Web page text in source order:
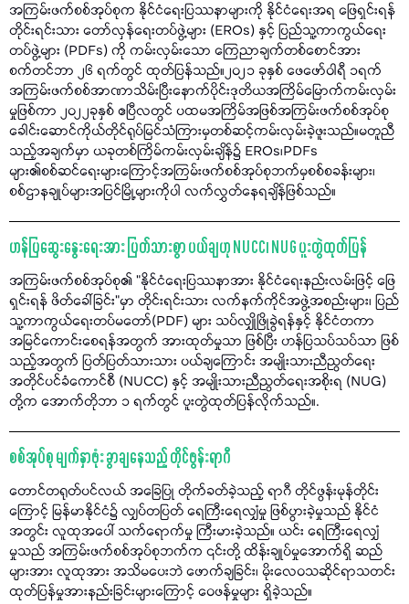
အကြမ်းဖက်စစ်အုပ်စုက နိုင်ငံရေးပြဿနာများကို နိုင်ငံရေးအရ ဖြေရှင်းရန်
တိုင်းရင်းသား တော်လှန်ရေးတပ်ဖွဲ့များ (EROs) နှင့် ပြည်သူ့ကာကွယ်ရေး
တပ်ဖွဲ့များ (PDFs) ကို ကမ်းလှမ်းသော ကြေညာချက်တစ်စောင်အား
စက်တင်ဘာ ၂၆ ရက်တွင် ထုတ်ပြန်သည်။၂၀၂၁ ခုနှစ် ဖေဖော်ဝါရီ ၁ရက်
အကြမ်းဖက်စစ်အာဏာသိမ်းပြီးနောက်ပိုင်းဒုတိယအကြိမ်မြောက်ကမ်းလှမ်း
မှုဖြစ်ကာ ၂၀၂၂ခုနှစ် ဧပြီလတွင် ပထမအကြိမ်အဖြစ်အကြမ်းဖက်စစ်အုပ်စု
ခေါင်းဆောင်ကိုယ်တိုင်ရုပ်မြင်သံကြားမှတစ်ဆင့်ကမ်းလှမ်းခဲ့ဖူးသည်။မတူညီ
သည့်အချက်မှာ ယခုတစ်ကြိမ်ကမ်းလှမ်းချိန်၌ EROs၊PDFs
များ၏စစ်ဆင်ရေးများကြောင့်အကြမ်းဖက်စစ်အုပ်စုဘက်မှစစ်စခန်းများ၊
စစ်ဌာနချုပ်များအပြင်မြို့များကိုပါ လက်လွှတ်နေရချိန်ဖြစ်သည်။
ဟန်ပြဆွေးနွေးရေးအား ပြတ်သားစွာ ပယ်ချဟု NUCC၊ NUG ပူးတွဲထုတ်ပြန်
အကြမ်းဖက်စစ်အုပ်စု၏ "နိုင်ငံရေးပြဿနာအား နိုင်ငံရေးနည်းလမ်းဖြင့် ဖြေ
ရှင်းရန် ဖိတ်ခေါ်ခြင်း"မှာ တိုင်းရင်းသား လက်နက်ကိုင်အဖွဲ့အစည်းများ၊ ပြည်
သူ့ကာကွယ်ရေးတပ်မတော်(PDF) များ သပ်လျှိုဖြိုခွဲရန်နှင့် နိုင်ငံတကာ
အမြင်ကောင်းစေရန်အတွက် အားထုတ်မှုသာ ဖြစ်ပြီး ဟန်ပြသပ်သပ်သာ ဖြစ်
သည့်အတွက် ပြတ်ပြတ်သားသား ပယ်ချကြောင်း အမျိုးသားညီညွတ်ရေး
အတိုင်ပင်ခံကောင်စီ (NUCC) နှင့် အမျိုးသားညီညွတ်ရေးအစိုးရ (NUG)
တို့က အောက်တိုဘာ ၁ ရက်တွင် ပူးတွဲထုတ်ပြန်လိုက်သည်။.
စစ်အုပ်စု မျက်နှာဖုံး ခွာချနေသည့် တိုင်ဖွန်းရာဂီ
တောင်တရုတ်ပင်လယ် အခြေပြု တိုက်ခတ်ခဲ့သည့် ရာဂီ တိုင်ဖွန်းမုန်တိုင်း
ကြောင့် မြန်မာနိုင်ငံ၌ လျှပ်တပြတ် ရေကြီးရေလျှံမှု ဖြစ်ပွားခဲ့မှုသည် နိုင်ငံ
အတွင်း လူထုအပေါ် သက်ရောက်မှု ကြီးမားခဲ့သည်။ ယင်း ရေကြီးရေလျှံ
မှုသည် အကြမ်းဖက်စစ်အုပ်စုဘက်က ၎င်းတို့ ထိန်းချုပ်မှုအောက်ရှိ ဆည်
များအား လူထုအား အသိမပေးဘဲ ဖောက်ချခြင်း၊ မိုးလေဝသဆိုင်ရာသတင်း
ထုတ်ပြန်မှုအားနည်းခြင်းများကြောင့် ဝေဖန်မှုများ ရှိခဲ့သည်။